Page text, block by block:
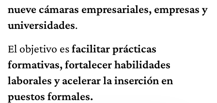
nueve cámaras empresariales, empresas y
universidades.
El objetivo esfacilitar prácticas
formativas, fortalecer habilidades
laborales y acelerar la inserción en
puestos formales.